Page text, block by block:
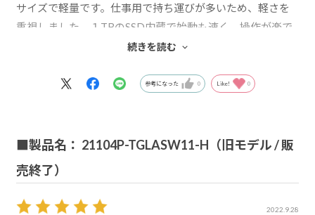
サイズで軽量です。仕事用で持ち運びが多いため、軽さを
重視しました。１TBのSSD内蔵で始動も速く、操作が楽で
す。マウスコンピューターさんのPC初購入でしたが、大満
続きを読む
参考になった 0 Like! 0
■製品名： 21104P-TGLASW11-H（旧モデル / 販
売終了）
2022.9.28